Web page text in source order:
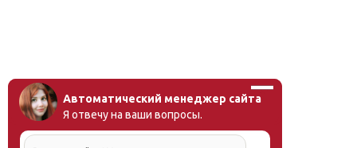
Автоматический менеджер сайта
Я отвечу на ваши вопросы.